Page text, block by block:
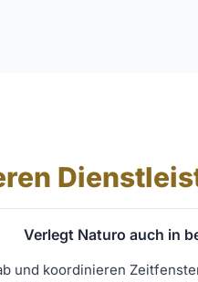
Verlegt Naturo auch in
und koordinieren